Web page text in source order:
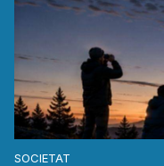
SOCIETAT